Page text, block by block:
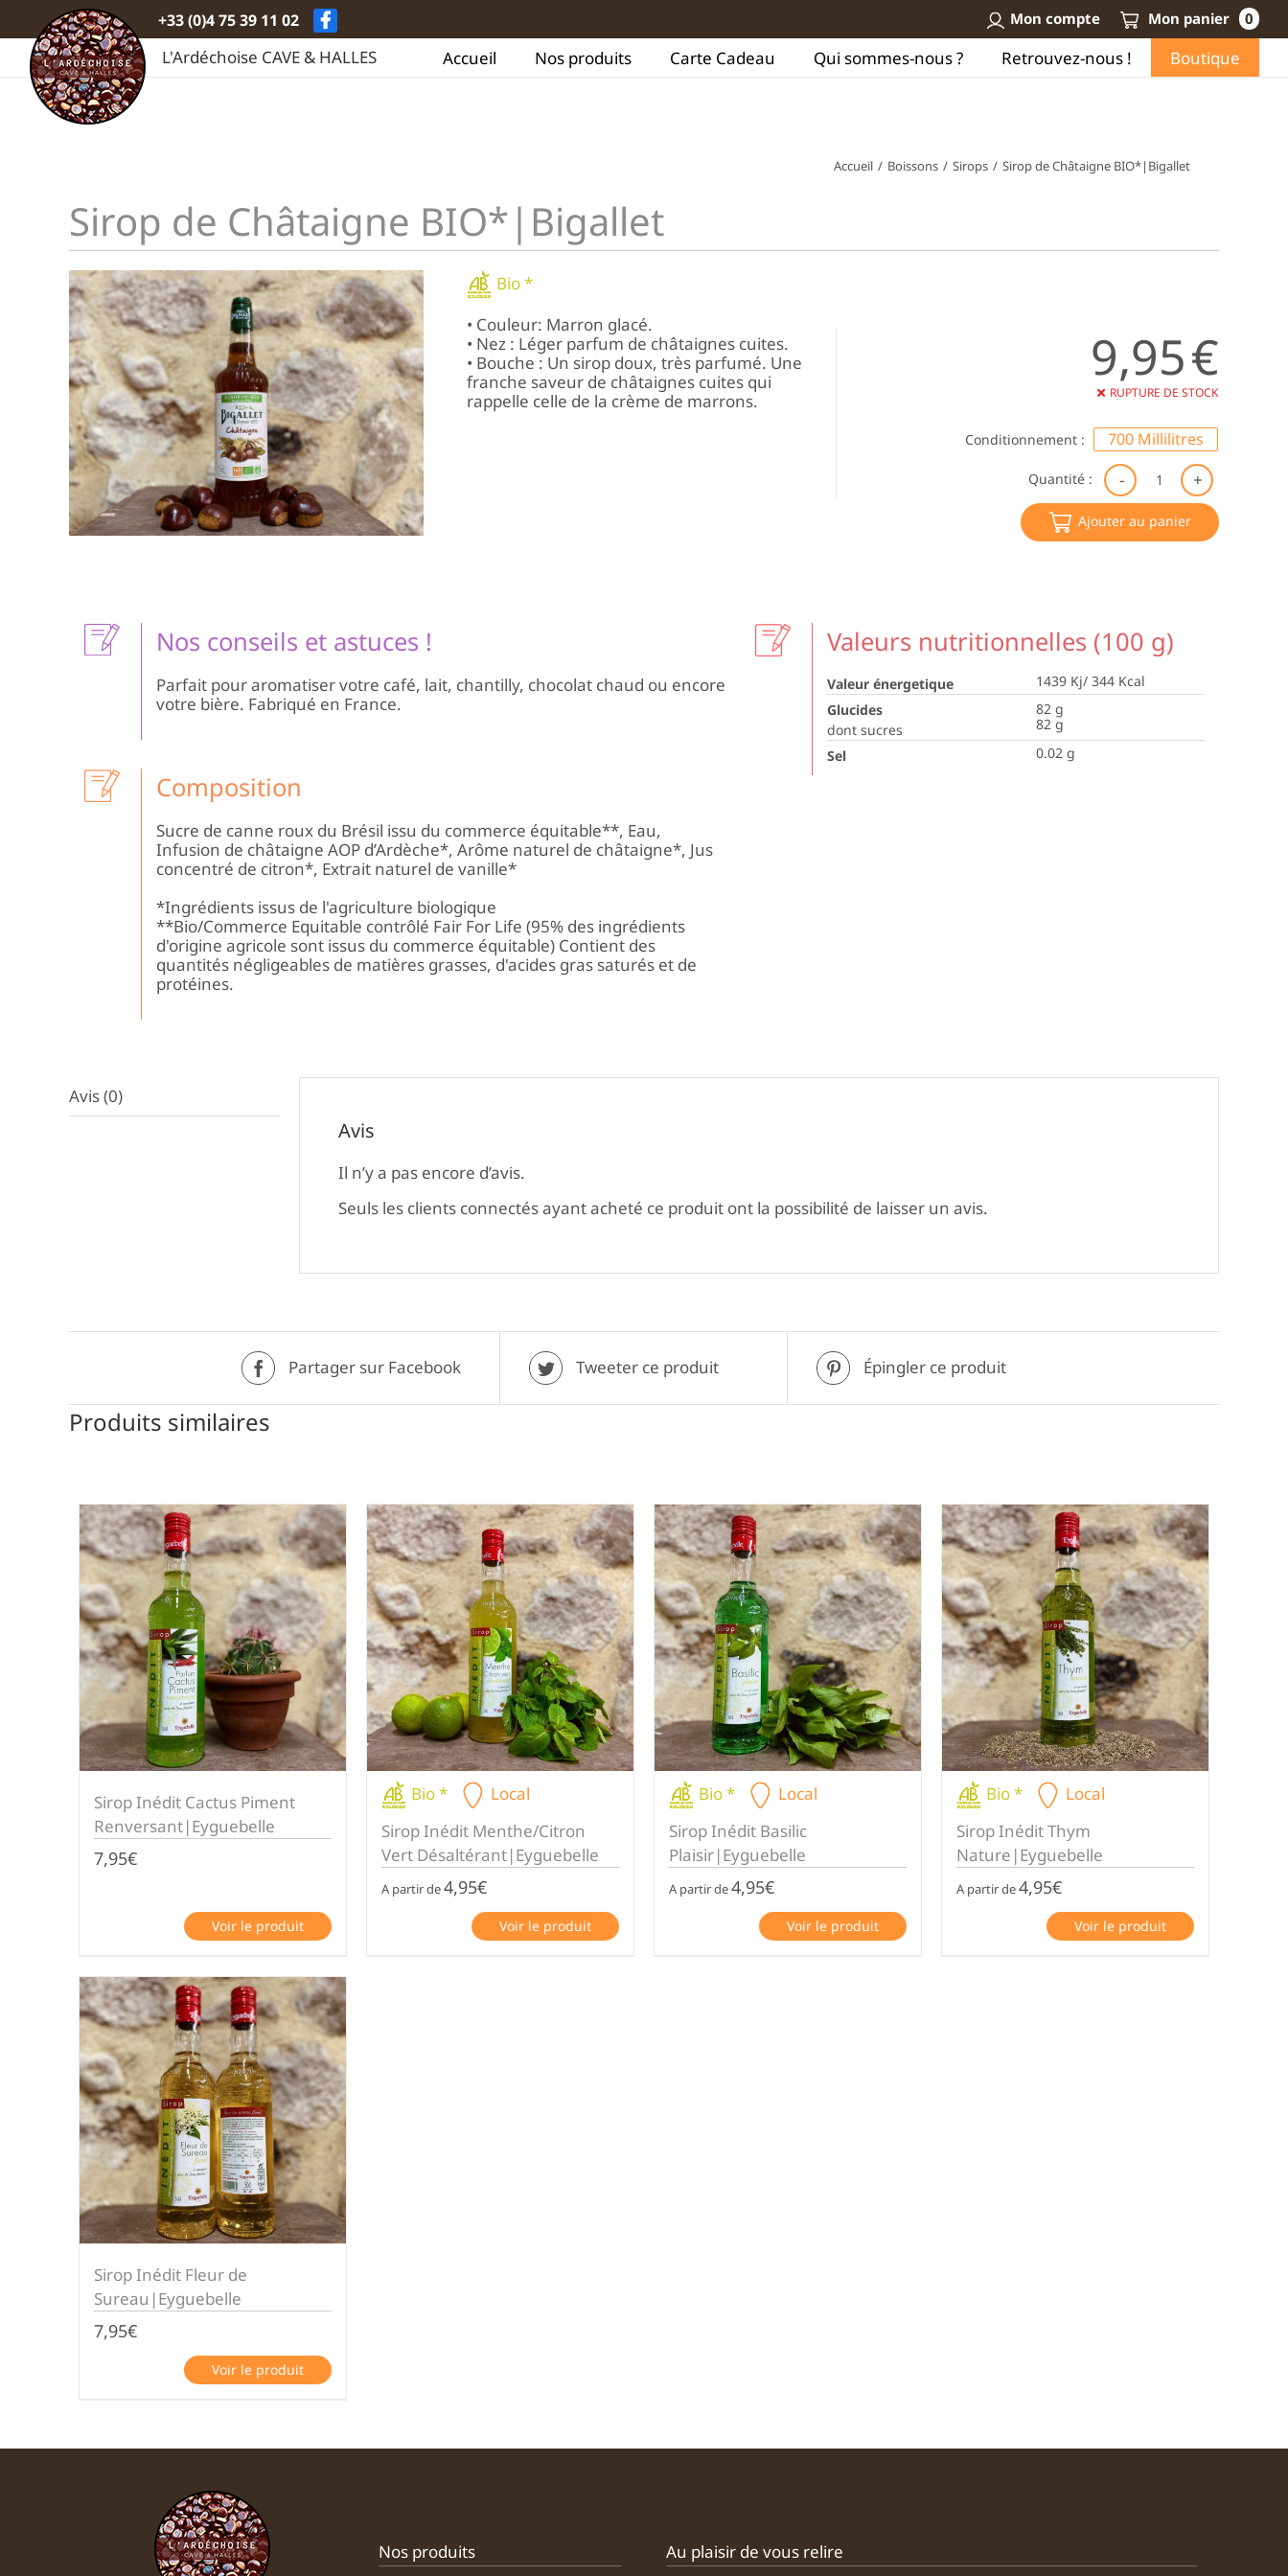
+33 (0)4 75 39 11 02 Mon compte Mon panier 0
contenu
L'Ardéchoise CAVE & HALLES Accueil Nos produits Carte Cadeau Qui sommes-nous ? Retrouvez-nous ! Boutique
Accueil / Boissons / Sirops / Sirop de Châtaigne BIO*|Bigallet
Sirop de Châtaigne BIO*|Bigallet
Bio *
• Couleur: Marron glacé.
• Nez : Léger parfum de châtaignes cuites.
• Bouche : Un sirop doux, très parfumé. Une
franche saveur de châtaignes cuites qui
rappelle celle de la crème de marrons.
9,95€
RUPTURE DE STOCK
Conditionnement : 700 Millilitres
Quantité :
de
Ajouter au panier
Nos conseils et astuces !
Parfait pour aromatiser votre café, lait, chantilly, chocolat chaud ou encore
votre bière. Fabriqué en France.
Composition
Sucre de canne roux du Brésil issu du commerce équitable**, Eau,
Infusion de châtaigne AOP d’Ardèche*, Arôme naturel de châtaigne*, Jus
concentré de citron*, Extrait naturel de vanille*
*Ingrédients issus de l'agriculture biologique
**Bio/Commerce Equitable contrôlé Fair For Life (95% des ingrédients
d'origine agricole sont issus du commerce équitable) Contient des
quantités négligeables de matières grasses, d'acides gras saturés et de
protéines.
Valeurs nutritionnelles (100 g)
Valeur énergetique
1439 Kj/ 344 Kcal
Glucides
dont sucres
82 g
82 g
Sel
0.02 g
Avis (0)
Avis
Il n’y a pas encore d’avis.
Seuls les clients connectés ayant acheté ce produit ont la possibilité de laisser un avis.
Partager sur Facebook Tweeter ce produit Épingler ce produit
Produits similaires
Sirop Inédit Cactus Piment
Renversant|Eyguebelle
7,95€
Voir le produit
Bio *
Local
Sirop Inédit Menthe/Citron
Vert Désaltérant|Eyguebelle
A partir de4,95€
Voir le produit
Bio *
Local
Sirop Inédit Basilic
Plaisir|Eyguebelle
A partir de4,95€
Voir le produit
Bio *
Local
Sirop Inédit Thym
Nature|Eyguebelle
A partir de4,95€
Voir le produit
Sirop Inédit Fleur de
Sureau|Eyguebelle
7,95€
Voir le produit
Nos produits Au plaisir de vous relire